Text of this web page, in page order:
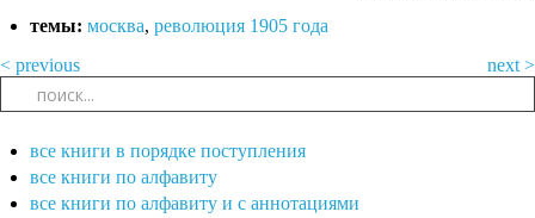
темы: москва, революция 1905 года
< previous
next >
все книги в порядке поступления
все книги по алфавиту
все книги по алфавиту и с аннотациями